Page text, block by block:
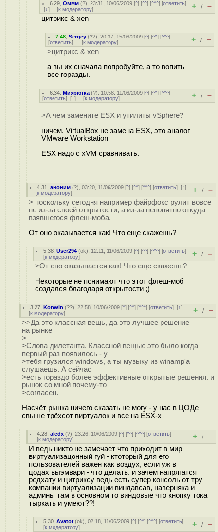
6.29 ,Оммм (?), 23:31, 10/06/2009 [^] [^^] [^^^] [ответить]
[↓] [к модератору] + / –
цитрикс & xen
7.48 ,Sergey (??), 20:37, 15/06/2009 [^] [^^] [^^^]
[ответить] [к модератору] + / –
>цитрикс & xen
а вы их сначала попробуйте, а то вопить
все горазды..
6.34 ,Михрютка (?), 10:58, 11/06/2009 [^] [^^] [^^^]
[ответить] [↑] [к модератору] + / –
>А чем замените ESX и утилиты vSphere?
ничем. VirtualBox не замена ESX, это аналог
VMware Workstation.
ESX надо с xVM сравнивать.
4.31 ,аноним (?), 03:20, 11/06/2009 [^] [^^] [^^^] [ответить][↑]
[к модератору] + / –
> поскольку сегодня например файрфокс рулит вовсе
не из-за своей открытости, а из-за непонятно откуда
взявшегося флеш-моба.
От оно оказывается как! Что еще скажешь?
5.38 ,User294 (ok), 12:11, 11/06/2009 [^] [^^] [^^^] [ответить]
[к модератору] + / –
>От оно оказывается как! Что еще скажешь?
Некоторые не понимают что этот флеш-моб
создался благодаря открытости ;)
3.27 ,Konwin (??), 22:58, 10/06/2009 [^] [^^] [^^^] [ответить][↑]
[к модератору] + / –
>>Да это классная вещь, да это лучшее решение
на рынке
>
>Слова дилетанта. Классной вещью это было когда
первый раз появилось - у
>тебя грузился windows, а ты музыку из winamp'а
слушаешь. А сейчас
>есть гораздо более эффективные открытые решения, и
рынок со мной почему-то
>согласен.
Насчёт рынка ничего сказать не могу - у нас в ЦОДе
свыше трёхсот виртуалок и все на ESX-х
4.28 ,aledx (?), 23:26, 10/06/2009 [^] [^^] [^^^] [ответить]
[к модератору] + / –
И ведь никто не замечает что приходит в мир
виртуализацонный гуй - ктоторый для его
пользователей важен как воздух, если уж в
цодах выэмвари - что делать, и зачем напрягатся
редхату и цитриксу ведь есть супер консоль от тру
компании виртуализации виндавсав, наверняка и
админы там в основном то виндовые что кнопку тока
тыркать и умеют??!
5.30 ,Avator(ok), 02:18, 11/06/2009 [^] [^^] [^^^] [ответить]
[к модератору] + / –